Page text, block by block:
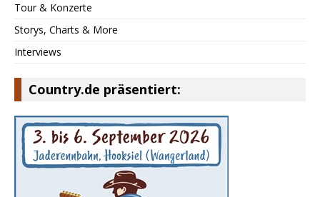
Tour & Konzerte
Storys, Charts & More
Interviews
Country.de präsentiert: